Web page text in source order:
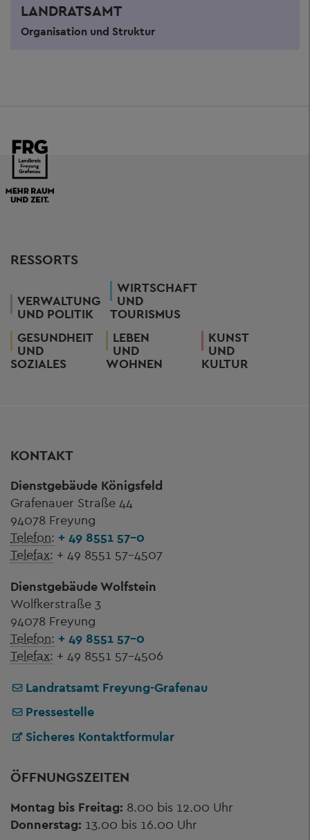
LANDRATSAMT
Organisation und Struktur
RESSORTS
VERWALTUNG
UND POLITIK
WIRTSCHAFT
UND
TOURISMUS
GESUNDHEIT
UND
SOZIALES
LEBEN
UND
WOHNEN
KUNST
UND
KULTUR
KONTAKT
Dienstgebäude Königsfeld
Grafenauer Straße 44
94078 Freyung
Telefon: + 49 8551 57-0
Telefax: + 49 8551 57-4507
Dienstgebäude Wolfstein
Wolfkerstraße 3
94078 Freyung
Telefon: + 49 8551 57-0
Telefax: + 49 8551 57-4506
Landratsamt Freyung-Grafenau
Pressestelle
Sicheres Kontaktformular
ÖFFNUNGSZEITEN
Montag bis Freitag: 8.00 bis 12.00 Uhr
Donnerstag: 13.00 bis 16.00 Uhr